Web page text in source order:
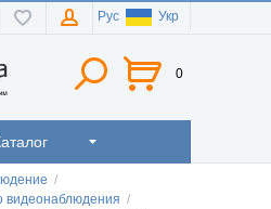
Рус Укр
0
/
видеонаблюдения /